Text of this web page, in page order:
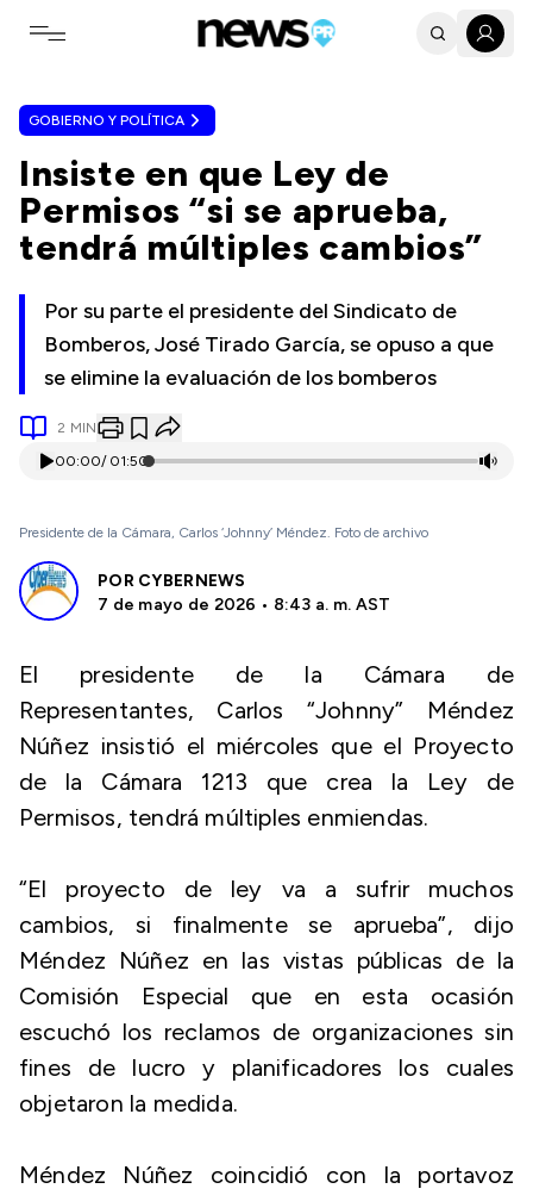
Toggle navigation menu
GOBIERNO Y POLÍTICA
Insiste en que Ley de
Permisos “si se aprueba,
tendrá múltiples cambios”
Por su parte el presidente del Sindicato de
Bomberos, José Tirado García, se opuso a que
se elimine la evaluación de los bomberos
2 MIN
00:00/ 01:50
Presidente de la Cámara, Carlos ‘Johnny’ Méndez. Foto de archivo
POR CYBERNEWS
7 de mayo de 2026 • 8:43 a. m. AST
El presidente de la Cámara de
Representantes, Carlos “Johnny” Méndez
Núñez insistió el miércoles que el Proyecto
de la Cámara 1213 que crea la Ley de
Permisos, tendrá múltiples enmiendas.
“El proyecto de ley va a sufrir muchos
cambios, si finalmente se aprueba”, dijo
Méndez Núñez en las vistas públicas de la
Comisión Especial que en esta ocasión
escuchó los reclamos de organizaciones sin
fines de lucro y planificadores los cuales
objetaron la medida.
Méndez Núñez coincidió con la portavoz